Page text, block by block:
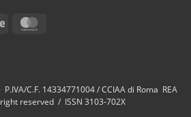
Stripe
C.F. 14334771004 / CCIAA di Roma REA
reserved / ISSN 3103-702X